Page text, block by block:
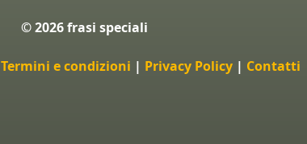
© 2026 frasi speciali
Termini e condizioni | Privacy Policy | Contatti